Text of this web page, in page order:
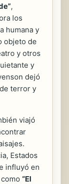
,
los
humana y
objeto de
y otros
y
dejó
terror y
viajó
Estados
influyó en
“El